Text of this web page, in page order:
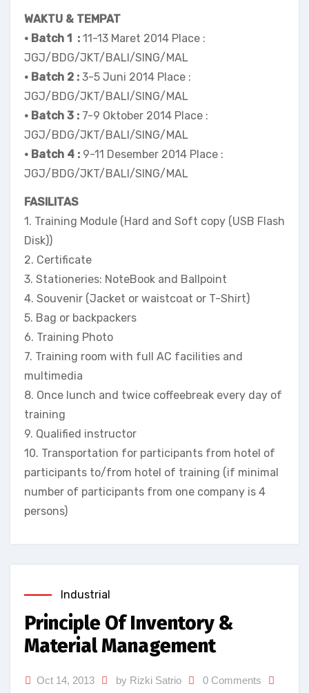
WAKTU & TEMPAT
• Batch 1 : 11-13 Maret 2014 Place :
JGJ/BDG/JKT/BALI/SING/MAL
• Batch 2 : 3-5 Juni 2014 Place :
JGJ/BDG/JKT/BALI/SING/MAL
• Batch 3 : 7-9 Oktober 2014 Place :
JGJ/BDG/JKT/BALI/SING/MAL
• Batch 4 : 9-11 Desember 2014 Place :
JGJ/BDG/JKT/BALI/SING/MAL
FASILITAS
1. Training Module (Hard and Soft copy (USB Flash
Disk))
2. Certificate
3. Stationeries: NoteBook and Ballpoint
4. Souvenir (Jacket or waistcoat or T-Shirt)
5. Bag or backpackers
6. Training Photo
7. Training room with full AC facilities and
multimedia
8. Once lunch and twice coffeebreak every day of
training
9. Qualified instructor
10. Transportation for participants from hotel of
participants to/from hotel of training (if minimal
number of participants from one company is 4
persons)
Industrial
Principle Of Inventory &
Material Management
Oct 14, 2013 by Rizki Satrio
0 Comments